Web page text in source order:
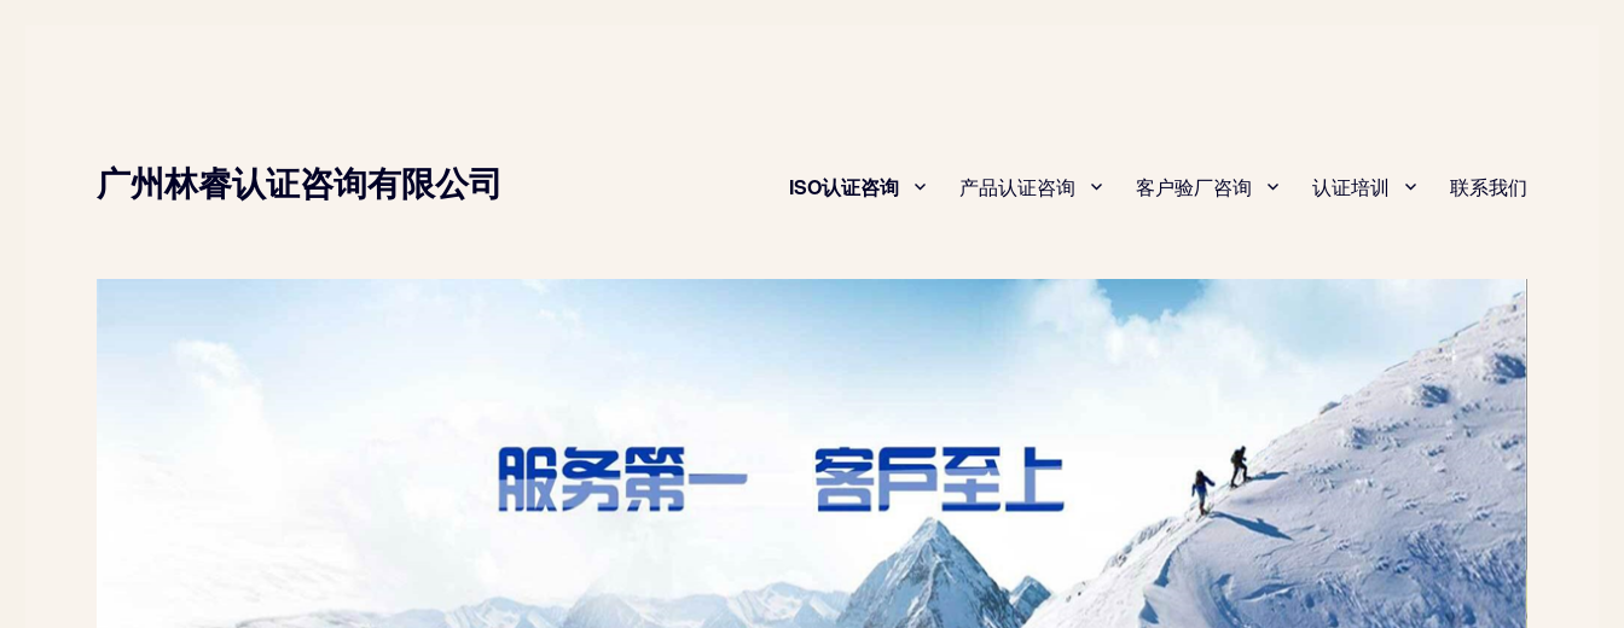
广州林睿认证咨询有限公司 ISO认证咨询 产品认证咨询 客户验厂咨询 认证培训 联系我们